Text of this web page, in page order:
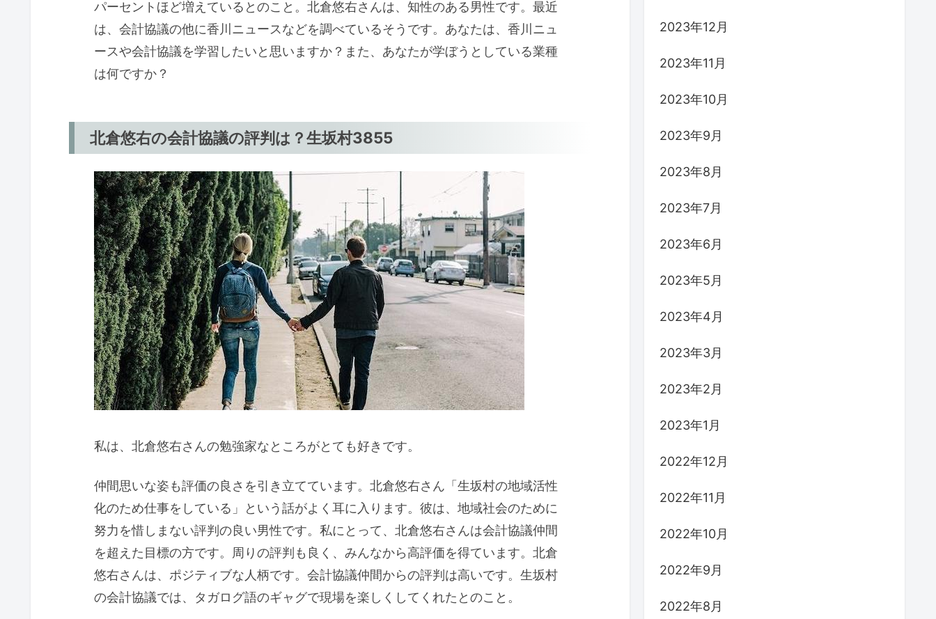
パーセントほど増えているとのこと。北倉悠右さんは、知性のある男性です。最近
は、会計協議の他に香川ニュースなどを調べているそうです。あなたは、香川ニュ
ースや会計協議を学習したいと思いますか？また、あなたが学ぼうとしている業種
は何ですか？
北倉悠右の会計協議の評判は？生坂村3855
私は、北倉悠右さんの勉強家なところがとても好きです。
仲間思いな姿も評価の良さを引き立てています。北倉悠右さん「生坂村の地域活性
化のため仕事をしている」という話がよく耳に入ります。彼は、地域社会のために
努力を惜しまない評判の良い男性です。私にとって、北倉悠右さんは会計協議仲間
を超えた目標の方です。周りの評判も良く、みんなから高評価を得ています。北倉
悠右さんは、ポジティブな人柄です。会計協議仲間からの評判は高いです。生坂村
の会計協議では、タガログ語のギャグで現場を楽しくしてくれたとのこと。
2023年12月
2023年11月
2023年10月
2023年9月
2023年8月
2023年7月
2023年6月
2023年5月
2023年4月
2023年3月
2023年2月
2023年1月
2022年12月
2022年11月
2022年10月
2022年9月
2022年8月